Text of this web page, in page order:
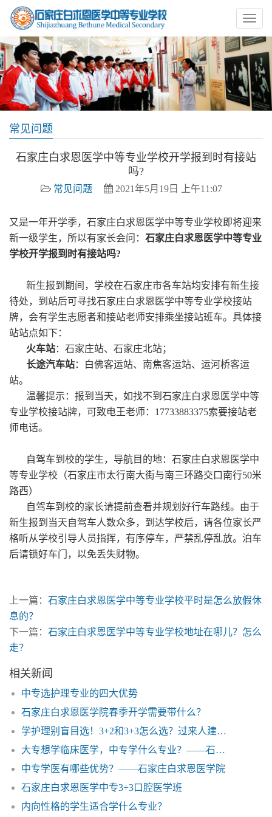
常见问题
石家庄白求恩医学中等专业学校开学报到时有接站
吗?
常见问题 2021年5月19日 上午11:07
又是一年开学季，石家庄白求恩医学中等专业学校即将迎来
新一级学生，所以有家长会问： 石家庄白求恩医学中等专业
学校开学报到时有接站吗?
新生报到期间，学校在石家庄市各车站均安排有新生接
待处，到站后可寻找石家庄白求恩医学中等专业学校接站
牌，会有学生志愿者和接站老师安排乘坐接站班车。具体接
站站点如下：
火车站：石家庄站、石家庄北站；
长途汽车站：白佛客运站、南焦客运站、运河桥客运
站。
温馨提示：报到当天，如找不到石家庄白求恩医学中等
专业学校接站牌，可致电王老师：17733883375索要接站老
师电话。
自驾车到校的学生，导航目的地：石家庄白求恩医学中
等专业学校（石家庄市太行南大街与南三环路交口南行50米
路西）
自驾车到校的家长请提前查看并规划好行车路线。由于
新生报到当天自驾车人数众多，到达学校后，请各位家长严
格听从学校引导人员指挥，有序停车，严禁乱停乱放。泊车
后请锁好车门，以免丢失财物。
上一篇： 石家庄白求恩医学中等专业学校平时是怎么放假休
息的？
下一篇： 石家庄白求恩医学中等专业学校地址在哪儿？怎么
走？
相关新闻
中专选护理专业的四大优势
石家庄白求恩医学院春季开学需要带什么？
学护理别盲目选！3+2和3+3怎么选？过来人建议优先3+3
大专想学临床医学，中专学什么专业？——石家庄白求恩医学院
中专学医有哪些优势？——石家庄白求恩医学院
石家庄白求恩医学中专3+3口腔医学班
内向性格的学生适合学什么专业？